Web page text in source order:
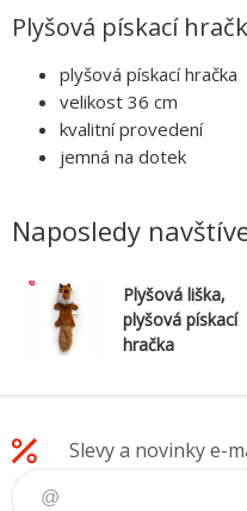
Plyšová pískací
plyšová pískací hračka
velikost 36 cm
kvalitní provedení
jemná na dotek
Naposledy
Plyšová liška,
plyšová pískací
hračka
Slevy a novinky e-